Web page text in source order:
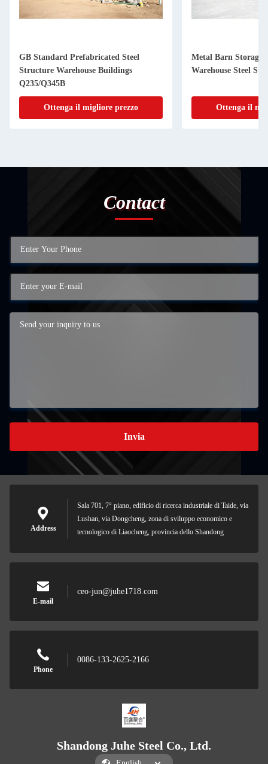
GB Standard Prefabricated Steel
Structure Warehouse Buildings
Q235/Q345B
Ottenga il migliore prezzo
Metal Barn Storage
Warehouse Steel
Ottenga il
Contact
Invia
Address
Sala 701, 7° piano, edificio di ricerca industriale di Taide, via
Lushan, via Dongcheng, zona di sviluppo economico e
tecnologico di Liaocheng, provincia dello Shandong
E-mail
ceo-jun@juhe1718.com
Phone
0086-133-2625-2166
Shandong Juhe Steel Co., Ltd.